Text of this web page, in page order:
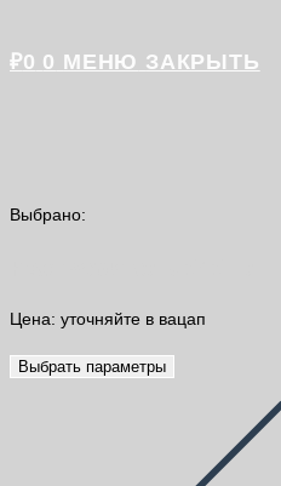
₽0 0 МЕНЮ ЗАКРЫТЬ
Выбрано:
Цена: уточняйте в вацап
Выбрать параметры